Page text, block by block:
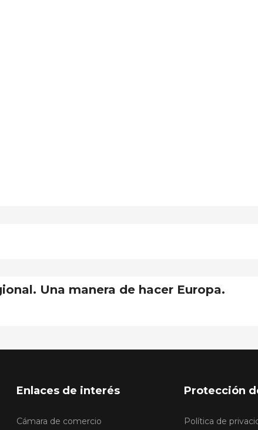
Una manera de hacer Europa.
Enlaces de interés
Cámara de comercio
Protección
Política de